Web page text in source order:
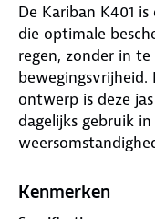
De Kariban K401
die optimale
regen, zonder in
bewegingsvrijheid.
ontwerp is deze
dagelijks gebruik
De jas is gemaakt
Kenmerken